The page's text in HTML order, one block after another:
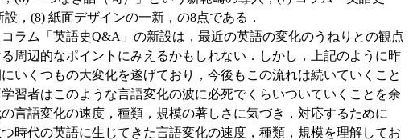
，(8) 紙面デザインの一新，の8点である．
ラム「英語史Q&A」の新設は，最近の英語の変化のうねりとの観点
周辺的なポイントにみえるかもしれない．しかし，上記のように昨
いくつもの大変化を遂げており，今後もこの流れは続いていくこと
習者はこのような言語変化の波に必死でくらいついていくことを余
言語変化の速度，種類，規模の著しさに気づき，対応するために
時代の英語に生じてきた言語変化の速度，種類，規模を理解してお